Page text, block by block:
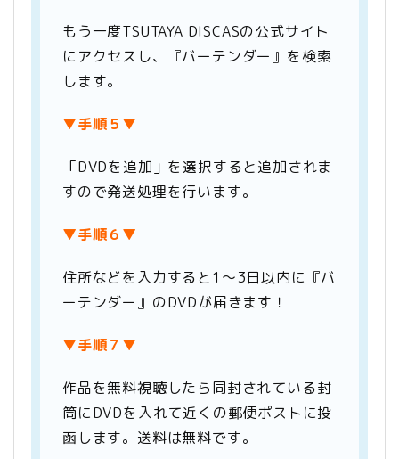
もう一度TSUTAYA DISCASの公式サイト
にアクセスし、『バーテンダー』を検索
します。
▼手順５▼
「DVDを追加」を選択すると追加されま
すので発送処理を行います。
▼手順６▼
住所などを入力すると1～3日以内に『バ
ーテンダー』のDVDが届きます！
▼手順７▼
作品を無料視聴したら同封されている封
筒にDVDを入れて近くの郵便ポストに投
函します。送料は無料です。